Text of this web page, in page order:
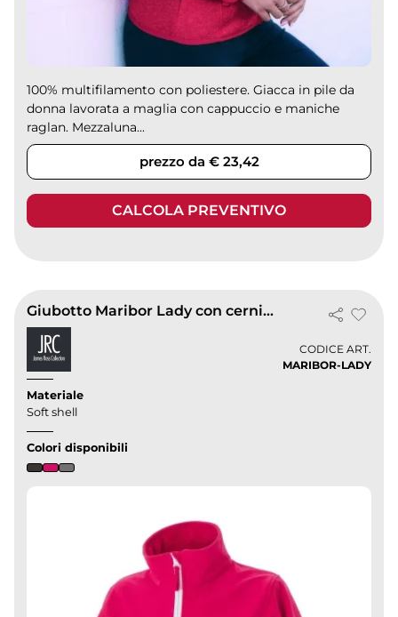
100% multifilamento con poliestere. Giacca in pile da
donna lavorata a maglia con cappuccio e maniche
raglan. Mezzaluna...
prezzo da € 23,42
CALCOLA PREVENTIVO
Giubotto Maribor Lady con cerniere antiacqua
CODICE ART.
MARIBOR-LADY
Materiale
Soft shell
Colori disponibili